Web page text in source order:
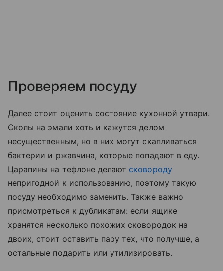
Проверяем посуду
Далее стоит оценить состояние кухонной утвари.
Сколы на эмали хоть и кажутся делом
несущественным, но в них могут скапливаться
бактерии и ржавчина, которые попадают в еду.
Царапины на тефлоне делают сковороду
непригодной к использованию, поэтому такую
посуду необходимо заменить. Также важно
присмотреться к дубликатам: если ящике
хранятся несколько похожих сковородок на
двоих, стоит оставить пару тех, что получше, а
остальные подарить или утилизировать.